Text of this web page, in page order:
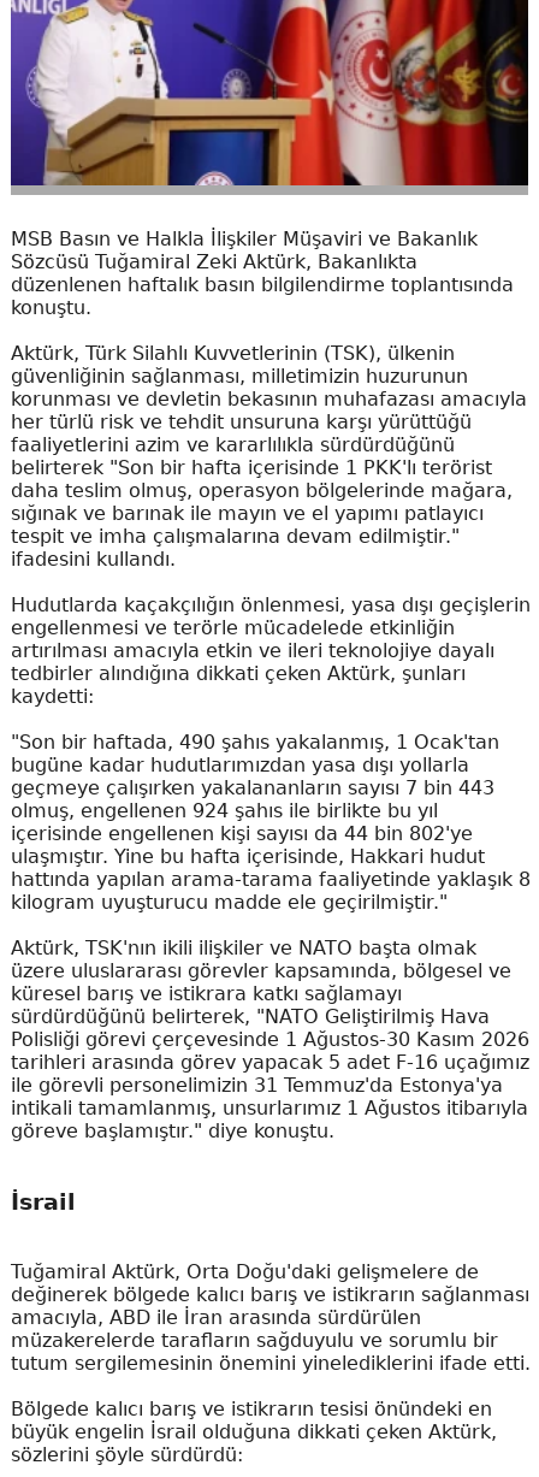
MSB Basın ve Halkla İlişkiler Müşaviri ve Bakanlık
Sözcüsü Tuğamiral Zeki Aktürk, Bakanlıkta
düzenlenen haftalık basın bilgilendirme toplantısında
konuştu.
Aktürk, Türk Silahlı Kuvvetlerinin (TSK), ülkenin
güvenliğinin sağlanması, milletimizin huzurunun
korunması ve devletin bekasının muhafazası amacıyla
her türlü risk ve tehdit unsuruna karşı yürüttüğü
faaliyetlerini azim ve kararlılıkla sürdürdüğünü
belirterek "Son bir hafta içerisinde 1 PKK'lı terörist
daha teslim olmuş, operasyon bölgelerinde mağara,
sığınak ve barınak ile mayın ve el yapımı patlayıcı
tespit ve imha çalışmalarına devam edilmiştir."
ifadesini kullandı.
Hudutlarda kaçakçılığın önlenmesi, yasa dışı geçişlerin
engellenmesi ve terörle mücadelede etkinliğin
artırılması amacıyla etkin ve ileri teknolojiye dayalı
tedbirler alındığına dikkati çeken Aktürk, şunları
kaydetti:
"Son bir haftada, 490 şahıs yakalanmış, 1 Ocak'tan
bugüne kadar hudutlarımızdan yasa dışı yollarla
geçmeye çalışırken yakalananların sayısı 7 bin 443
olmuş, engellenen 924 şahıs ile birlikte bu yıl
içerisinde engellenen kişi sayısı da 44 bin 802'ye
ulaşmıştır. Yine bu hafta içerisinde, Hakkari hudut
hattında yapılan arama-tarama faaliyetinde yaklaşık 8
kilogram uyuşturucu madde ele geçirilmiştir."
Aktürk, TSK'nın ikili ilişkiler ve NATO başta olmak
üzere uluslararası görevler kapsamında, bölgesel ve
küresel barış ve istikrara katkı sağlamayı
sürdürdüğünü belirterek, "NATO Geliştirilmiş Hava
Polisliği görevi çerçevesinde 1 Ağustos-30 Kasım 2026
tarihleri arasında görev yapacak 5 adet F-16 uçağımız
ile görevli personelimizin 31 Temmuz'da Estonya'ya
intikali tamamlanmış, unsurlarımız 1 Ağustos itibarıyla
göreve başlamıştır." diye konuştu.
İsrail
Tuğamiral Aktürk, Orta Doğu'daki gelişmelere de
değinerek bölgede kalıcı barış ve istikrarın sağlanması
amacıyla, ABD ile İran arasında sürdürülen
müzakerelerde tarafların sağduyulu ve sorumlu bir
tutum sergilemesinin önemini yinelediklerini ifade etti.
Bölgede kalıcı barış ve istikrarın tesisi önündeki en
büyük engelin İsrail olduğuna dikkati çeken Aktürk,
sözlerini şöyle sürdürdü: